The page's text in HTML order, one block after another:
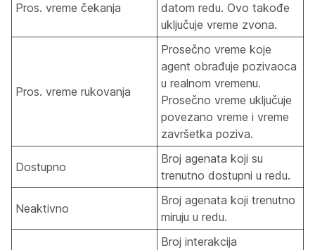
Pros. vreme čekanja
datom redu. Ovo takođe
uključuje vreme zvona.
Pros. vreme rukovanja
Prosečno vreme koje
agent obrađuje pozivaoca
u realnom vremenu.
Prosečno vreme uključuje
povezano vreme i vreme
završetka poziva.
Dostupno
Broj agenata koji su
trenutno dostupni u redu.
Neaktivno
Broj agenata koji trenutno
miruju u redu.
Broj interakcija